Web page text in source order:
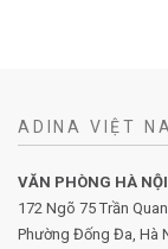
ADINA VIỆT
VĂN PHÒNG HÀ
172 Ngõ 75 Trần
Phường Đống Đa, Hà